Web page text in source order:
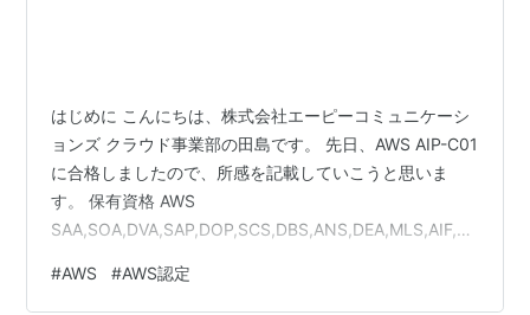
はじめに こんにちは、株式会社エーピーコミュニケーシ
ョンズ クラウド事業部の田島です。 先日、AWS AIP-C01
に合格しましたので、所感を記載していこうと思いま
す。 保有資格 AWS
SAA,SOA,DVA,SAP,DOP,SCS,DBS,ANS,DEA,MLS,AIF,M
使用した教材 Amazon Bedrock 生成AIアプリ開発入門
#AWS #AWS認定